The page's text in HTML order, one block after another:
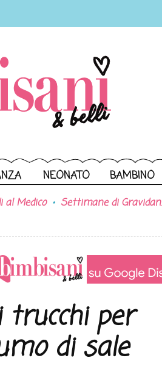
NEONATO BAMBINO
al Medico Settimane di
trucchi per
di sale